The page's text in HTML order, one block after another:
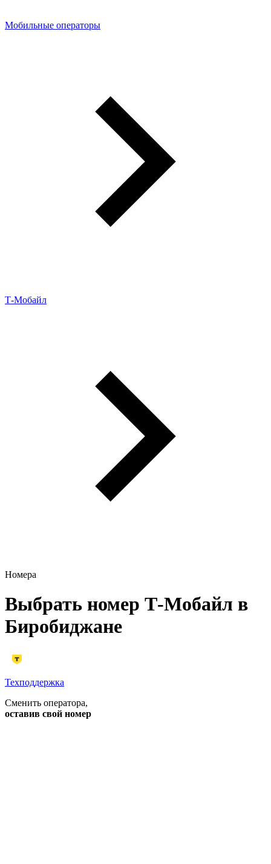
Мобильные операторы
Т-Мобайл
Номера
Выбрать номер Т‑Мобайл в
Биробиджане
Техподдержка
Сменить оператора,
оставив свой номер